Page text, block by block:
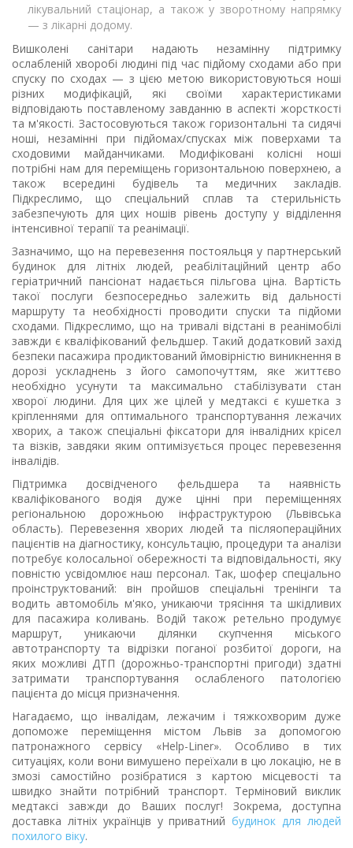
лікувальний стаціонар, а також у зворотному напрямку
— з лікарні додому.
Вишколені санітари надають незамінну підтримку
ослабленій хворобі людині під час підйому сходами або при
спуску по сходах — з цією метою використовуються ноші
різних модифікацій, які своїми характеристиками
відповідають поставленому завданню в аспекті жорсткості
та м'якості. Застосовуються також горизонтальні та сидячі
ноші, незамінні при підйомах/спусках між поверхами та
сходовими майданчиками. Модифіковані колісні ноші
потрібні нам для переміщень горизонтальною поверхнею, а
також всередині будівель та медичних закладів.
Підкреслимо, що спеціальний сплав та стерильність
забезпечують для цих ношів рівень доступу у відділення
інтенсивної терапії та реанімації.
Зазначимо, що на перевезення постояльця у партнерський
будинок для літніх людей, реабілітаційний центр або
геріатричний пансіонат надається пільгова ціна. Вартість
такої послуги безпосередньо залежить від дальності
маршруту та необхідності проводити спуски та підйоми
сходами. Підкреслимо, що на тривалі відстані в реанімобілі
завжди є кваліфікований фельдшер. Такий додатковий захід
безпеки пасажира продиктований ймовірністю виникнення в
дорозі ускладнень з його самопочуттям, яке життєво
необхідно усунути та максимально стабілізувати стан
хворої людини. Для цих же цілей у медтаксі є кушетка з
кріпленнями для оптимального транспортування лежачих
хворих, а також спеціальні фіксатори для інвалідних крісел
та візків, завдяки яким оптимізується процес перевезення
інвалідів.
Підтримка досвідченого фельдшера та наявність
кваліфікованого водія дуже цінні при переміщеннях
регіональною дорожньою інфраструктурою (Львівська
область). Перевезення хворих людей та післяопераційних
пацієнтів на діагностику, консультацію, процедури та аналізи
потребує колосальної обережності та відповідальності, яку
повністю усвідомлює наш персонал. Так, шофер спеціально
проінструктований: він пройшов спеціальні тренінги та
водить автомобіль м'яко, уникаючи трясіння та шкідливих
для пасажира коливань. Водій також ретельно продумує
маршрут, уникаючи ділянки скупчення міського
автотранспорту та відрізки поганої розбитої дороги, на
яких можливі ДТП (дорожньо-транспортні пригоди) здатні
затримати транспортування ослабленого патологією
пацієнта до місця призначення.
Нагадаємо, що інвалідам, лежачим і тяжкохворим дуже
допоможе переміщення містом Львів за допомогою
патронажного сервісу «Help-Liner». Особливо в тих
ситуаціях, коли вони вимушено переїхали в цю локацію, не в
змозі самостійно розібратися з картою місцевості та
швидко знайти потрібний транспорт. Терміновий виклик
медтаксі завжди до Ваших послуг! Зокрема, доступна
доставка літніх українців у приватнийбудинок для людей
похилого віку.